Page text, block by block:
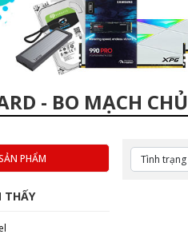
- BO MẠCH CHỦ
PHẨM
THẤY